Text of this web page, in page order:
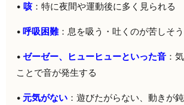
• 咳 ：特に夜間や運動後に多く見られる
• 呼吸困難：息を吸う・吐くのが苦しそう
• ゼーゼー、ヒューヒューといった音 ：
ことで音が発生する
• 元気がない ：遊びたがらない、動きが